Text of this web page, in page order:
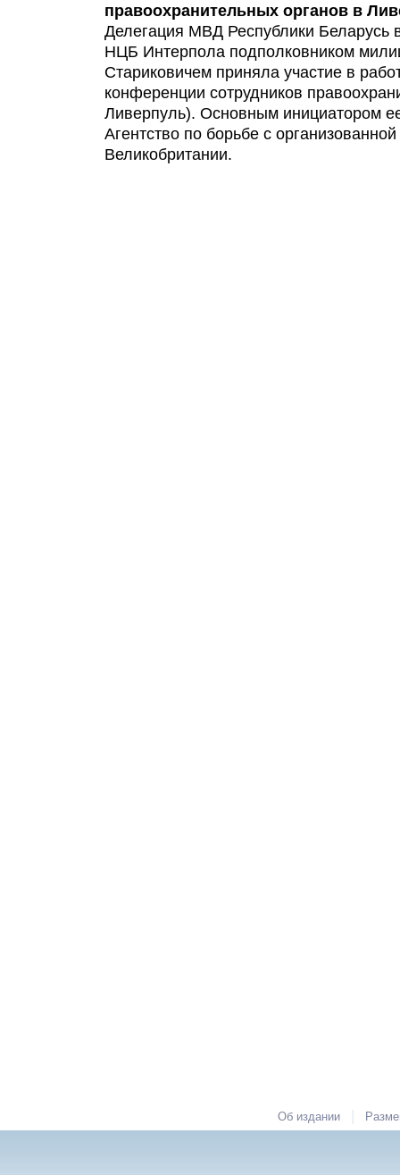
правоохранительных органов в
Делегация МВД Республики Беларусь
НЦБ Интерпола подполковником
Стариковичем приняла участие в
конференции сотрудников
Ливерпуль). Основным инициатором
Агентство по борьбе с
Великобритании.
Об издании |